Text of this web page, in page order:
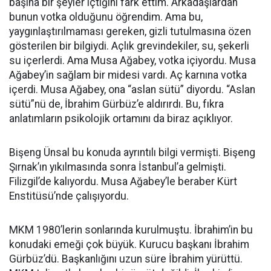
başına bir şeyler içtiğini fark ettim. Arkadaşlardan
bunun votka olduğunu öğrendim. Ama bu,
yaygınlaştırılmaması gereken, gizli tutulmasına özen
gösterilen bir bilgiydi. Açlık grevindekiler, su, şekerli
su içerlerdi. Ama Musa Ağabey, votka içiyordu. Musa
Ağabey’in sağlam bir midesi vardı. Aç karnına votka
içerdi. Musa Ağabey, ona “aslan sütü” diyordu. “Aslan
sütü”nü de, İbrahim Gürbüz’e aldırırdı. Bu, fıkra
anlatımların psikolojik ortamını da biraz açıklıyor.
Bişeng Ünsal bu konuda ayrıntılı bilgi vermişti. Bişeng
Şırnak’ın yıkılmasında sonra İstanbul’a gelmişti.
Filizgil’de kalıyordu. Musa Ağabey’le beraber Kürt
Enstitüsü’nde çalışıyordu.
MKM 1980’lerin sonlarında kurulmuştu. İbrahim’in bu
konudaki emeği çok büyük. Kurucu başkanı İbrahim
Gürbüz’dü. Başkanlığını uzun süre İbrahim yürüttü.